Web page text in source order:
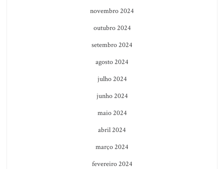
novembro 2024
outubro 2024
setembro 2024
agosto 2024
julho 2024
junho 2024
maio 2024
abril 2024
março 2024
fevereiro 2024